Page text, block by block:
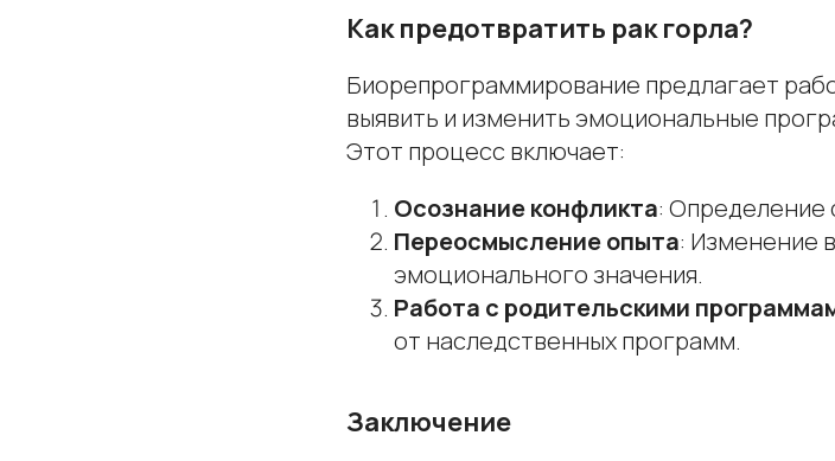
Как предотвратить рак горла?
Биорепрограммирование предлагает
выявить и изменить эмоциональные
Этот процесс включает:
Осознание конфликта: Определение
Переосмысление опыта: Изменение
эмоционального значения.
Работа с родительскими
от наследственных программ.
Заключение